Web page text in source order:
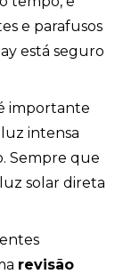
e parafusos
está seguro
importante
intensa
Sempre que
solar direta
revisão